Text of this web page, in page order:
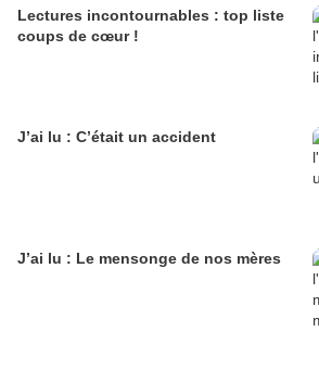
Lectures incontournables : top liste
coups de cœur !
J’ai lu : C’était un accident
J’ai lu : Le mensonge de nos mères